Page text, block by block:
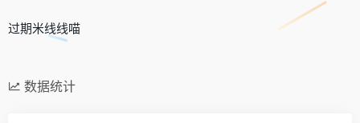
过期米线线喵
数据统计